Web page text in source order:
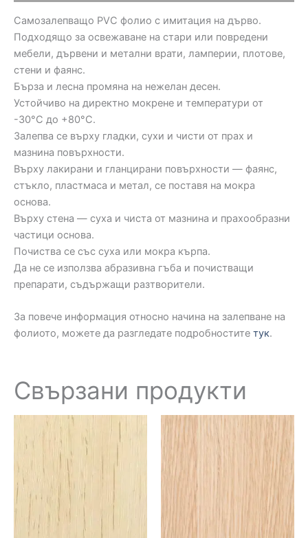
Самозалепващо PVC фолио с имитация на дърво.
Подходящо за освежаване на стари или повредени
мебели, дървени и метални врати, ламперии, плотове,
стени и фаянс.
Бърза и лесна промяна на нежелан десен.
Устойчиво на директно мокрене и температури от
-30°C до +80°C.
Залепва се върху гладки, сухи и чисти от прах и
мазнина повърхности.
Върху лакирани и гланцирани повърхности — фаянс,
стъкло, пластмаса и метал, се поставя на мокра
основа.
Върху стена — суха и чиста от мазнина и прахообразни
частици основа.
Почиства се със суха или мокра кърпа.
Да не се използва абразивна гъба и почистващи
препарати, съдържащи разтворители.
За повече информация относно начина на залепване на
фолиото, можете да разгледате подробностите тук.
Свързани продукти